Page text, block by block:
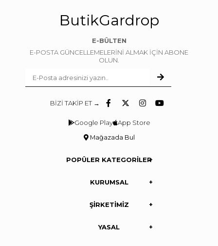
ButikGardrop
E-BÜLTEN
E-POSTA GÜNCELLEMELERİNİ ALMAK İÇİN ABONE
OLUN.
BİZİ TAKİP ET →
Google Play App Store
Mağazada Bul
POPÜLER KATEGORİLER
KURUMSAL
ŞİRKETİMİZ
YASAL